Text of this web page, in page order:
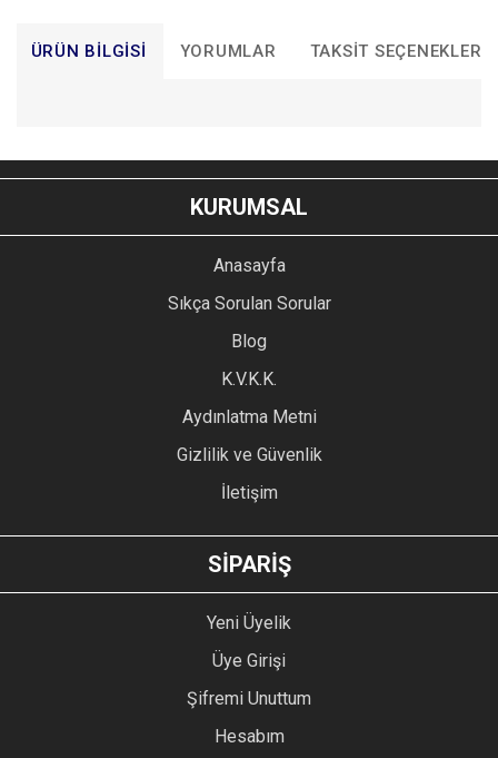
ÜRÜN BILGISI YORUMLAR TAKSIT SEÇENEKLERI
YORUM YAZ
Bu ürünün fiyat bilgisi, resim, ürün açıklamalarında ve diğer
konularda yetersiz gördüğünüz noktaları öneri formunu
kullanarak tarafımıza iletebilirsiniz.
Ürün resmi kalitesiz, bozuk veya görüntülenemiyor.
Ürün açıklamasında eksik bilgiler bulunuyor.
Ürün bilgilerinde hatalar bulunuyor.
Ürün fiyatı diğer sitelerden daha pahalı.
GÖNDER
KURUMSAL
Anasayfa
Sıkça Sorulan Sorular
Blog
K.V.K.K.
Aydınlatma Metni
Gizlilik ve Güvenlik
İletişim
SİPARİŞ
Yeni Üyelik
Üye Girişi
Şifremi Unuttum
Hesabım